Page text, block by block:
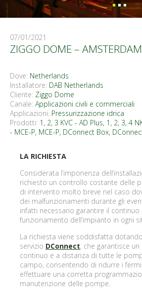
07/01/2021
ZIGGO DOME – AMSTERDAM
Dove: Netherlands
Installatore: DAB Netherlands
Cliente: Ziggo Dome
Canale: Applicazioni civili e commerciali
Applicazioni: Pressurizzazione idrica
Prodotti: 1, 2, 3 KVC - AD Plus, 1, 2, 3, 4
- MCE-P, MCE-P, DConnect Box,
LA RICHIESTA
Considerata l’imponenza
richiesto un controllo costante delle
di intervento molto breve nel caso
dei malfunzionamenti durante gli
infatti necessario garantire il
funzionamento dell’impianto in ogni
La richiesta viene soddisfatta
servizio DConnect, che garantisce
continuo e a distanza di tutte le
campo, consentendo di ridurre i
effettuare una corretta
manutenzione delle pompe.